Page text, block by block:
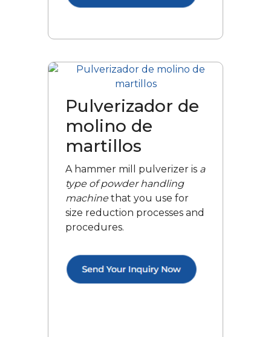
Pulverizador de
molino de
martillos
A hammer mill pulverizer is a
type of powder handling
machinethat you use for
size reduction processes and
procedures.